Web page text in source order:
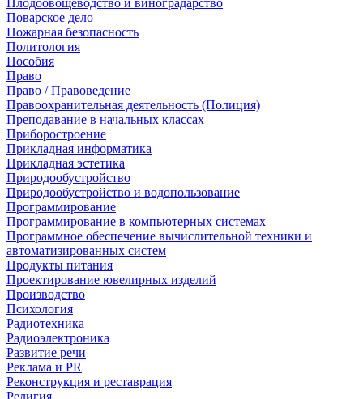
Поварское дело
Пожарная безопасность
Политология
Пособия
Право
Право / Правоведение
Правоохранительная деятельность (Полиция)
Преподавание в начальных классах
Приборостроение
Прикладная информатика
Прикладная эстетика
Природообустройство
Природообустройство и водопользование
Программирование
Программирование в компьютерных системах
Программное обеспечение вычислительной техники и
автоматизированных систем
Продукты питания
Проектирование ювелирных изделий
Производство
Психология
Радиотехника
Радиоэлектроника
Развитие речи
Реклама и PR
Реконструкция и реставрация
Религия